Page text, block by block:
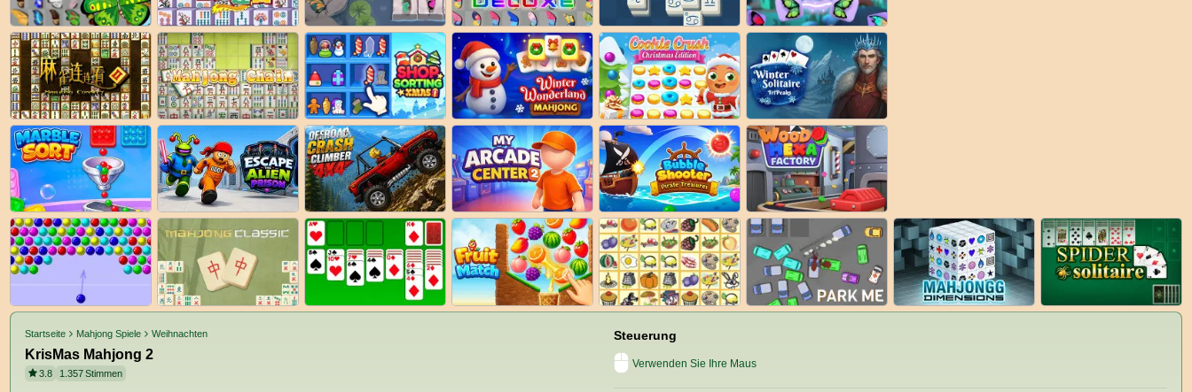
Startseite Mahjong Spiele Weihnachten
KrisMas Mahjong 2
3.8 1.357Stimmen
Steuerung
Verwenden Sie Ihre Maus